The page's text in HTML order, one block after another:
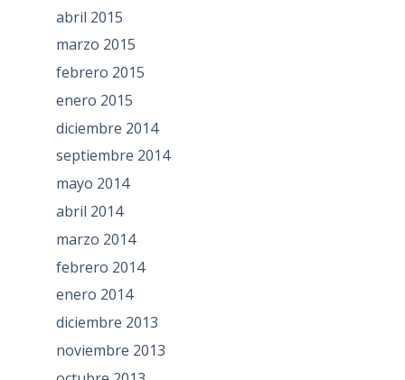
abril 2015
marzo 2015
febrero 2015
enero 2015
diciembre 2014
septiembre 2014
mayo 2014
abril 2014
marzo 2014
febrero 2014
enero 2014
diciembre 2013
noviembre 2013